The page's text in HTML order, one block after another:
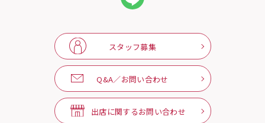
スタッフ募集
Q&A／お問い合わせ
出店に関するお問い合わせ